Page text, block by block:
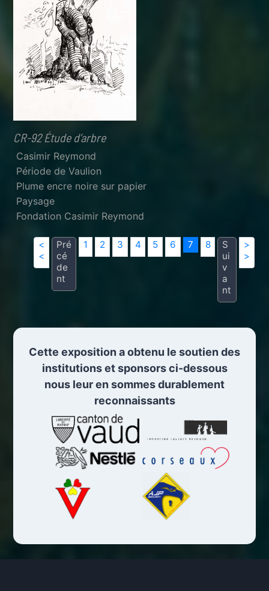
CR-92 Étude d’arbre
Casimir Reymond
Période de Vaulion
Plume encre noire sur papier
Paysage
Fondation Casimir Reymond
<
<
Pré
cé
de
nt
1 2 3 4 5 6 7 8
S
ui
v
a
nt
>
>
Cette exposition a obtenu le soutien des
institutions et sponsors ci-dessous
nous leur en sommes durablement
reconnaissants